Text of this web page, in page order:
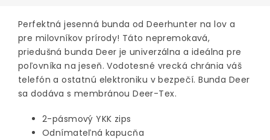
Perfektná jesenná bunda od Deerhunter na lov a
pre milovníkov prírody! Táto nepremokavá,
priedušná bunda Deer je univerzálna a ideálna pre
poľovníka na jeseň. Vodotesné vrecká chránia váš
telefón a ostatnú elektroniku v bezpečí. Bunda Deer
sa dodáva s membránou Deer-Tex.
2-pásmový YKK zips
Odnímateľná kapucňa